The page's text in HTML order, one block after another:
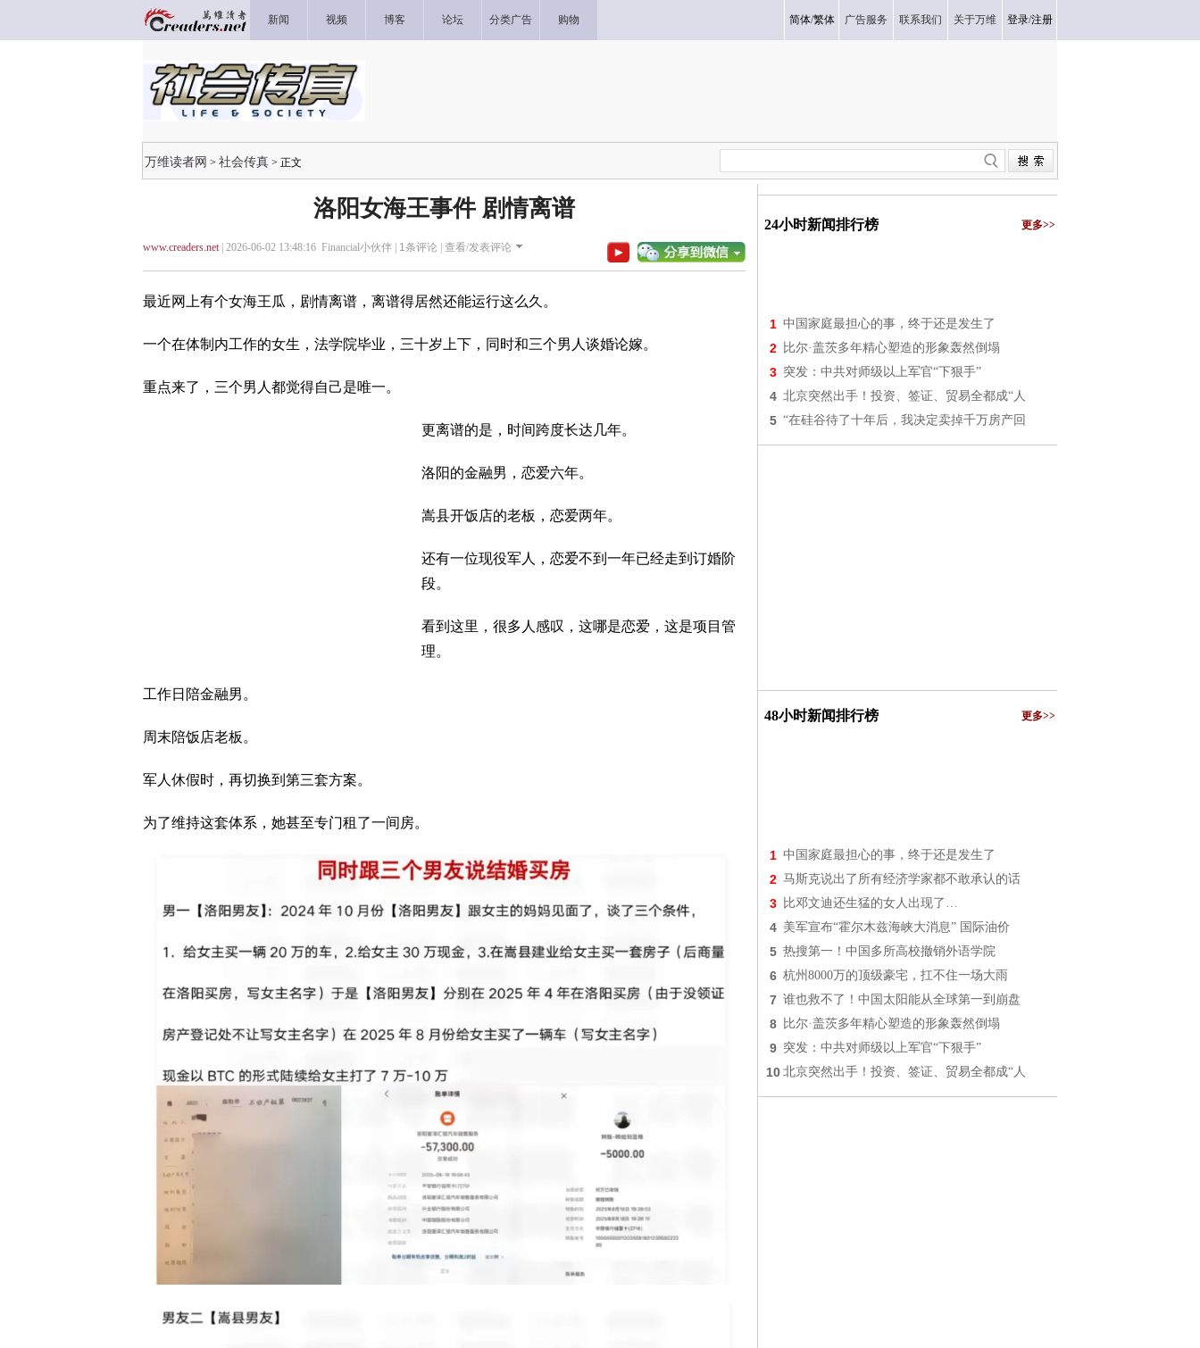
新闻 视频 博客 论坛 分类广告 购物 简体/繁体 广告服务 联系我们 关于万维 登录/注册
万维读者网 > 社会传真 > 正文
洛阳女海王事件 剧情离谱
www.creaders.net| 2026-06-02 13:48:16 Financial小伙伴 | 1条评论 | 查看/发表评论
最近网上有个女海王瓜，剧情离谱，离谱得居然还能运行这么久。
一个在体制内工作的女生，法学院毕业，三十岁上下，同时和三个男人谈婚论嫁。
重点来了，三个男人都觉得自己是唯一。
更离谱的是，时间跨度长达几年。
洛阳的金融男，恋爱六年。
嵩县开饭店的老板，恋爱两年。
还有一位现役军人，恋爱不到一年已经走到订婚阶
段。
看到这里，很多人感叹，这哪是恋爱，这是项目管
理。
工作日陪金融男。
周末陪饭店老板。
军人休假时，再切换到第三套方案。
为了维持这套体系，她甚至专门租了一间房。
24小时新闻排行榜 更多>>
1 中国家庭最担心的事，终于还是发生了
2 比尔·盖茨多年精心塑造的形象轰然倒塌
3 突发：中共对师级以上军官“下狠手”
4 北京突然出手！投资、签证、贸易全都成“人
5 “在硅谷待了十年后，我决定卖掉千万房产回
48小时新闻排行榜 更多>>
1 中国家庭最担心的事，终于还是发生了
2 马斯克说出了所有经济学家都不敢承认的话
3 比邓文迪还生猛的女人出现了…
4 美军宣布“霍尔木兹海峡大消息” 国际油价
5 热搜第一！中国多所高校撤销外语学院
6 杭州8000万的顶级豪宅，扛不住一场大雨
7 谁也救不了！中国太阳能从全球第一到崩盘
8 比尔·盖茨多年精心塑造的形象轰然倒塌
9 突发：中共对师级以上军官“下狠手”
10 北京突然出手！投资、签证、贸易全都成“人